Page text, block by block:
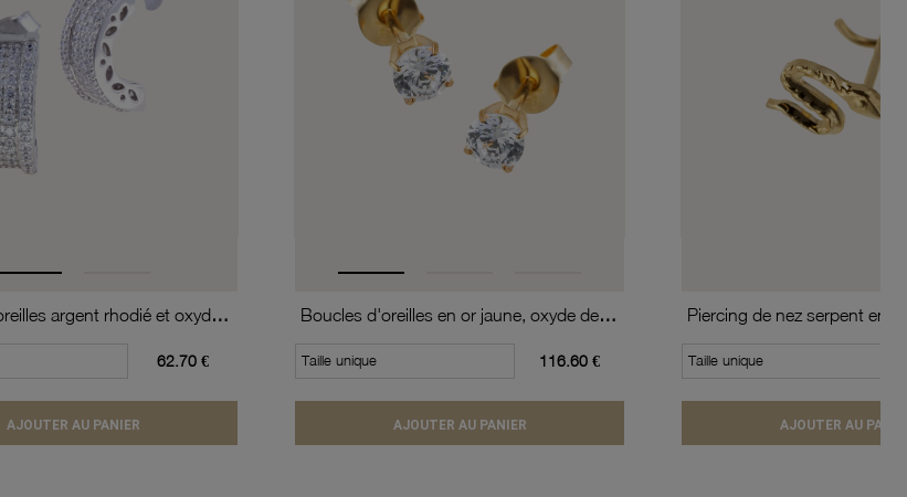
Boucles d'oreilles argent rhodié et oxydes de zirconium
62.70 €
AJOUTER AU PANIER
Boucles d'oreilles en or jaune, oxyde de zirconium (moyen modèle).
Taille unique 116.60 €
AJOUTER AU PANIER
Piercing de nez serpent en
Taille unique
AJOUTER AU